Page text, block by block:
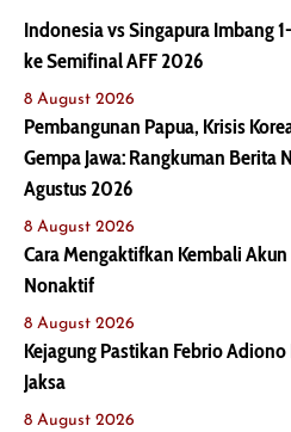
Indonesia vs Singapura Imbang
ke Semifinal AFF 2026
8 August 2026
Pembangunan Papua, Krisis
Gempa Jawa: Rangkuman Berita
Agustus 2026
8 August 2026
Cara Mengaktifkan Kembali
Nonaktif
8 August 2026
Kejagung Pastikan Febrio Adiono
Jaksa
8 August 2026